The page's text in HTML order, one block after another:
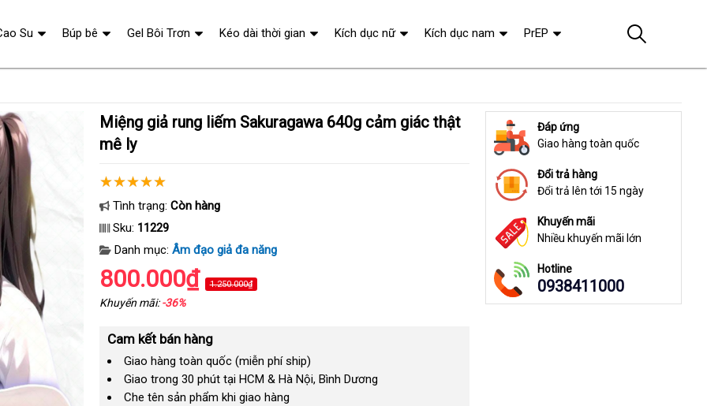
Miệng giả rung liếm Sakuragawa 640g cảm giác thật
mê ly
Tình trạng: Còn hàng
Sku: 11229
Danh mục: Âm đạo giả đa năng
800.000₫ 1.250.000₫
Khuyến mãi:-36%
Cam kết bán hàng
Giao hàng toàn quốc (miễn phí ship)
Giao trong 30 phút tại HCM & Hà Nội, Bình Dương
Che tên sản phẩm khi giao hàng
Đáp ứng
Giao hàng toàn quốc
Đổi trả hàng
Đổi trả lên tới 15 ngày
Khuyến mãi
Nhiều khuyến mãi lớn
Hotline
0938411000
Su Búp bê Gel Bôi Trơn Kéo dài thời gian Kích dục nữ Kích dục nam PrEP